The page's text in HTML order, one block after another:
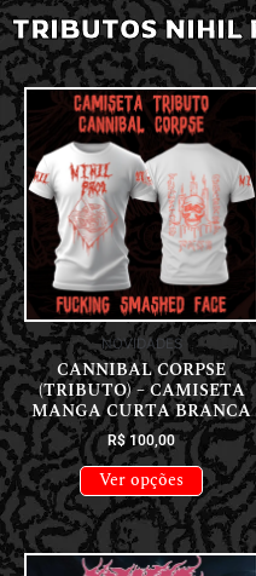
TRIBUTOS NIHIL
NOVIDADES
CANNIBAL CORPSE
(TRIBUTO) – CAMISETA
MANGA CURTA BRANCA
R$100,00
Ver opções